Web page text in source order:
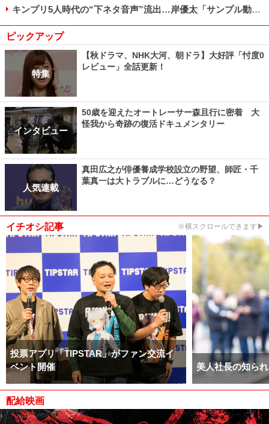
キンプリ5人時代の“下ネタ音声”流出…岸優太「サンプル動画で十分」で好感度上昇!?
ピックアップ
特集
【秋ドラマ、NHK大河、朝ドラ】大好評「忖度0
レビュー」全話更新！
インタビュー
50歳を迎えたオートレーサー森且行に密着 大
怪我から奇跡の復活ドキュメンタリー
人気連載
真田広之が俳優養成学校設立の野望、師匠・千
葉真一は大トラブルに…どうなる？
イチオシ記事 ※横スクロールできます▶
投票アプリ「TIPSTAR」がファン交流イ
ベント開催
美人社長の知ら
配給映画